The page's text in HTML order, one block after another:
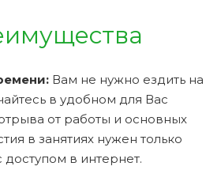
Вам не нужно ездить на
в удобном для Вас
от работы и основных
в занятиях нужен только
в интернет.